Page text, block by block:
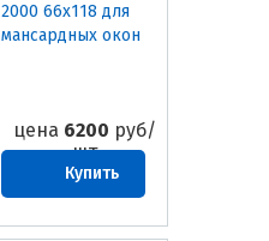
2000 66х118 для
мансардных окон
цена 6200 руб/
шт
Купить